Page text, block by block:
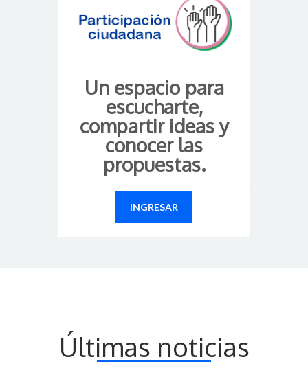
Un espacio para
escucharte,
compartir ideas y
conocer las
propuestas.
INGRESAR
Últimas noticias